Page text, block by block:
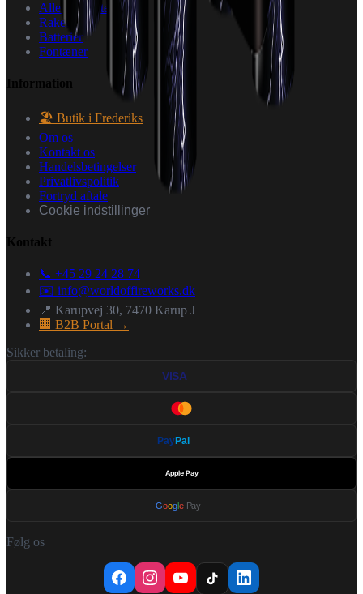
Alle produkter
Raketter
Batterier
Fontæner
Information
🏖️ Butik i Frederiks
Om os
Kontakt os
Handelsbetingelser
Privatlivspolitik
Fortryd aftale
Cookie indstillinger
Kontakt
📞 +45 29 24 28 74
✉️ info@worldoffireworks.dk
📍 Karupvej 30, 7470 Karup J
🏢 B2B Portal →
Sikker betaling:
VISA
PayPal
Apple Pay
Google Pay
Følg os